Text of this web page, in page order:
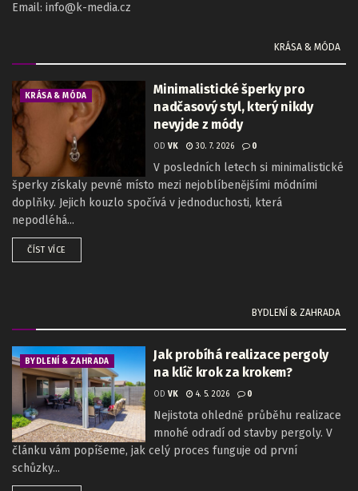
Email: info@k-media.cz
KRÁSA & MÓDA
KRÁSA & MÓDA
Minimalistické šperky pro
nadčasový styl, který nikdy
nevyjde z módy
OD VK 30. 7. 2026 0
V posledních letech si minimalistické
šperky získaly pevné místo mezi nejoblíbenějšími módními
doplňky. Jejich kouzlo spočívá v jednoduchosti, která
nepodléhá...
ČÍST VÍCE
BYDLENÍ & ZAHRADA
BYDLENÍ & ZAHRADA
Jak probíhá realizace pergoly
na klíč krok za krokem?
OD VK 4. 5. 2026 0
Nejistota ohledně průběhu realizace
mnohé odradí od stavby pergoly. V
článku vám popíšeme, jak celý proces funguje od první
schůzky...